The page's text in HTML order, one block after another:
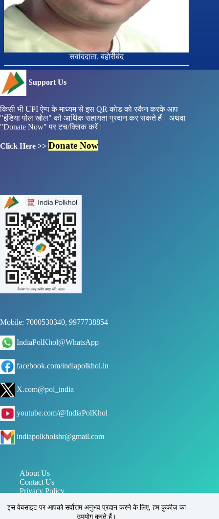
इस वेबसाइट पर आपको सर्वोत्तम अनुभव प्रदान करने के लिए, हम कुकीज़ का
उपयोग करते हैं।
सवांददाता. बहोरीबंद
Support Us
किसी भी UPI ऐप्प के माध्यम से इस QR कोड को स्कैन करके आप
"इंडिया पोल खोल" को आर्थिक सहायता प्रदान कर सकते हैं। अथवा
"Donate Now" पर टच/क्लिक करें।
Click Here >> Donate Now
Mobile: 7000530340, 9977738854
IndiaPolKhol@WhatsApp
facebook.com/indiapolkhol.in
X.com@pol_india
youtube.com/@IndiaPolKhol
indiapolkholshr@gmail.com
About Us
Contact Us
Privacy Policy
पत्र सूचना कार्यालय PIB